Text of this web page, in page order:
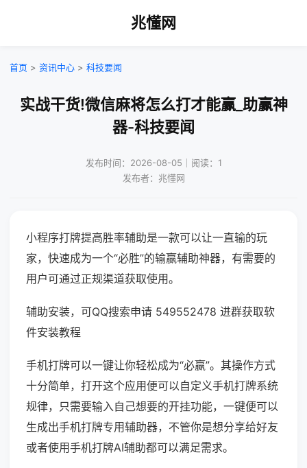
兆懂网
首页 > 资讯中心 > 科技要闻
实战干货!微信麻将怎么打才能赢_助赢神
器-科技要闻
发布时间：2026-08-05｜阅读：1
发布者：兆懂网
小程序打牌提高胜率辅助是一款可以让一直输的玩
家，快速成为一个“必胜”的输赢辅助神器，有需要的
用户可通过正规渠道获取使用。
辅助安装，可QQ搜索申请 549552478 进群获取软
件安装教程
手机打牌可以一键让你轻松成为“必赢”。其操作方式
十分简单，打开这个应用便可以自定义手机打牌系统
规律，只需要输入自己想要的开挂功能，一键便可以
生成出手机打牌专用辅助器，不管你是想分享给好友
或者使用手机打牌AI辅助都可以满足需求。